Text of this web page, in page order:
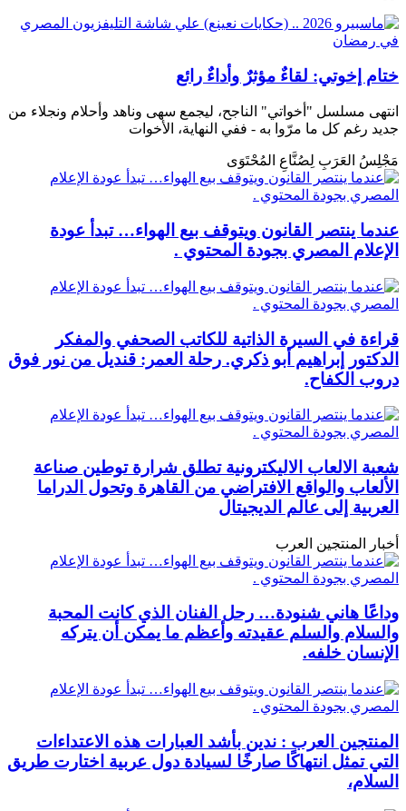
ختام إخوتي: لقاءٌ مؤثرٌ وأداءٌ رائع
انتهى مسلسل "أخواتي" الناجح، ليجمع سهى وناهد وأحلام ونجلاء من
جديد رغم كل ما مرّوا به - ففي النهاية، الأخوات
مَجْلِسُ العَرَبِ لِصُنَّاعِ المُحْتَوَى
عندما ينتصر القانون ويتوقف بيع الهواء… تبدأ عودة
الإعلام المصري بجودة المحتوي .
قراءة في السيرة الذاتية للكاتب الصحفي والمفكر
الدكتور إبراهيم أبو ذكري. رحلة العمر: قنديل من نور فوق
دروب الكفاح.
شعبة الالعاب الاليكترونية تطلق شرارة توطين صناعة
الألعاب والواقع الافتراضي من القاهرة وتحول الدراما
العربية إلى عالم الديجيتال
أخبار المنتجين العرب
وداعًا هاني شنودة… رحل الفنان الذي كانت المحبة
والسلام والسلم عقيدته وأعظم ما يمكن أن يتركه
الإنسان خلفه.
المنتجين العرب : ندين بأشد العبارات هذه الاعتداءات
التي تمثل انتهاكًا صارخًا لسيادة دول عربية اختارت طريق
السلام،